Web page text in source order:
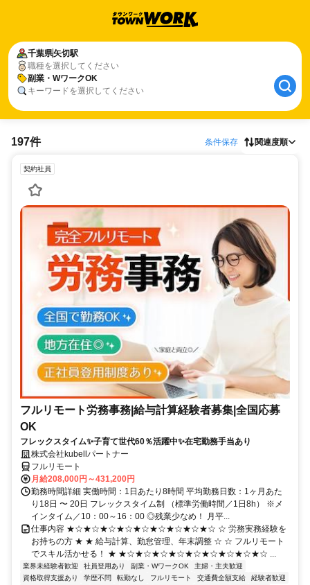
千葉県矢切駅
職種を選択してください
副業・WワークOK
キーワードを選択してください
197件 条件保存 関連度順
契約社員
フルリモート労務事務|給与計算経験者募集|全国応募
OK
フレックスタイム✨子育て世代60％活躍中✨在宅勤務手当あり
株式会社kubellパートナー
フルリモート
月給208,000円～431,200円
勤務時間詳細 実働時間：1日あたり8時間 平均勤務日数：1ヶ月あた
り18日 〜 20日 フレックスタイム制 （標準労働時間／1日8h） ※メ
インタイム／10：00～16：00 ◎残業少なめ！ 月平...
仕事内容 ★☆★☆★☆★☆★☆★☆★☆★☆★☆ ☆ 労務実務経験を
お持ちの方 ★ ★ 給与計算、勤怠管理、年末調整 ☆ ☆ フルリモート
でスキル活かせる！ ★ ★☆★☆★☆★☆★☆★☆★☆★☆★☆ ...
業界未経験者歓迎 社員登用あり 副業・WワークOK
主婦・主夫歓迎
資格取得支援あり
学歴不問 転勤なし フルリモート 交通費全額支給
経験者歓迎